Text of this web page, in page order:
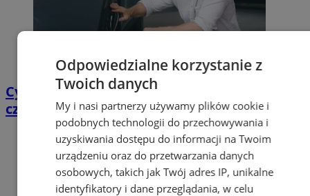
Cyfrowy przegląd przedtrasowy: co mówią
czujniki TPMS i diagnostyka pokładowa?
Odpowiedzialne korzystanie z
Twoich danych
My i nasi partnerzy używamy plików cookie i
podobnych technologii do przechowywania i
uzyskiwania dostępu do informacji na Twoim
urządzeniu oraz do przetwarzania danych
osobowych, takich jak Twój adres IP, unikalne
identyfikatory i dane przeglądania, w celu